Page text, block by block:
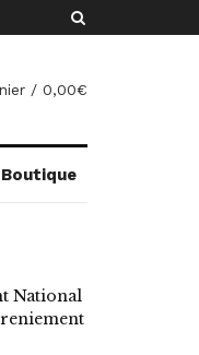
/ 0,00€
Boutique
National